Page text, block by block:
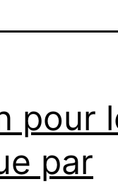
pour
par